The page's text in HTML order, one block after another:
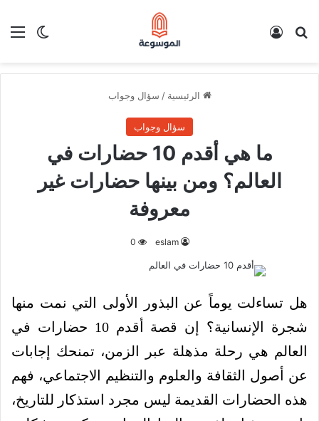
الوضع بحث عن
الرئيسية / سؤال وجواب
سؤال وجواب
ما هي أقدم 10 حضارات في
العالم؟ ومن بينها حضارات غير
معروفة
eslam
0
هل تساءلت يوماً عن البذور الأولى التي نمت منها
شجرة الإنسانية؟ إن قصة أقدم 10 حضارات في
العالم هي رحلة مذهلة عبر الزمن، تمنحك إجابات
عن أصول الثقافة والعلوم والتنظيم الاجتماعي، فهم
هذه الحضارات القديمة ليس مجرد استذكار للتاريخ،